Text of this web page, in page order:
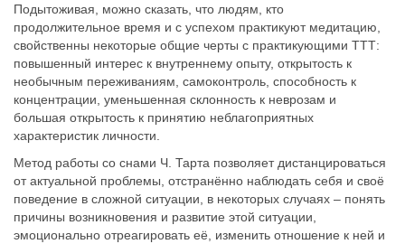
Подытоживая, можно сказать, что людям, кто
продолжительное время и с успехом практикуют медитацию,
свойственны некоторые общие черты с практикующими ТТТ:
повышенный интерес к внутреннему опыту, открытость к
необычным переживаниям, самоконтроль, способность к
концентрации, уменьшенная склонность к неврозам и
большая открытость к принятию неблагоприятных
характеристик личности.
Метод работы со снами Ч. Тарта позволяет дистанцироваться
от актуальной проблемы, отстранённо наблюдать себя и своё
поведение в сложной ситуации, в некоторых случаях – понять
причины возникновения и развитие этой ситуации,
эмоционально отреагировать её, изменить отношение к ней и